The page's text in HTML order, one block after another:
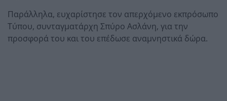
Παράλληλα, ευχαρίστησε τον απερχόμενο εκπρόσωπο
Τύπου, συνταγματάρχη Σπύρο Ασλάνη, για την
προσφορά του και του επέδωσε αναμνηστικά δώρα.